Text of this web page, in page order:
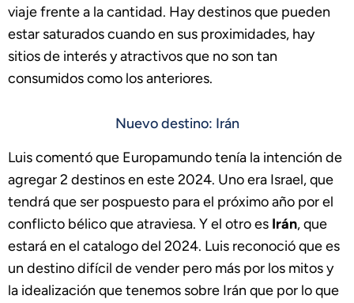
viaje frente a la cantidad. Hay destinos que pueden
estar saturados cuando en sus proximidades, hay
sitios de interés y atractivos que no son tan
consumidos como los anteriores.
Nuevo destino: Irán
Luis comentó que Europamundo tenía la intención de
agregar 2 destinos en este 2024. Uno era Israel, que
tendrá que ser pospuesto para el próximo año por el
conflicto bélico que atraviesa. Y el otro es Irán, que
estará en el catalogo del 2024. Luis reconoció que es
un destino difícil de vender pero más por los mitos y
la idealización que tenemos sobre Irán que por lo que